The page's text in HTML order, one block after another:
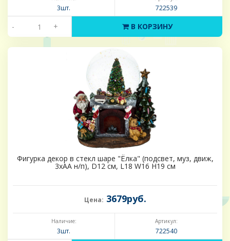
3шт. 722539
- + В КОРЗИНУ
Фигурка декор в стекл шаре "Ёлка" (подсвет, муз, движ,
3хАА н/п), D12 см, L18 W16 H19 см
Цена: 3679руб.
Наличие:
3шт.
Артикул:
722540